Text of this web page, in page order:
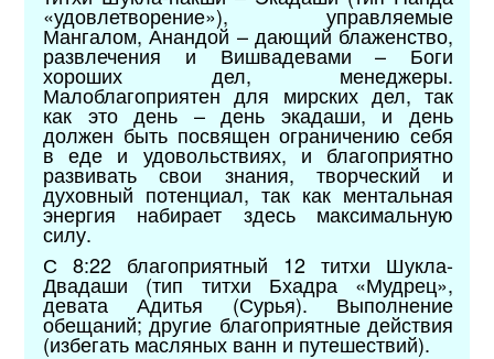
«удовлетворение»), управляемые
Мангалом, Анандой – дающий блаженство,
развлечения и Вишвадевами – Боги
хороших дел, менеджеры.
Малоблагоприятен для мирских дел, так
как это день – день экадаши, и день
должен быть посвящен ограничению себя
в еде и удовольствиях, и благоприятно
развивать свои знания, творческий и
духовный потенциал, так как ментальная
энергия набирает здесь максимальную
силу.
С 8:22 благоприятный 12 титхи Шукла-
Двадаши (тип титхи Бхадра «Мудрец»,
девата Адитья (Сурья). Выполнение
обещаний; другие благоприятные действия
(избегать масляных ванн и путешествий).